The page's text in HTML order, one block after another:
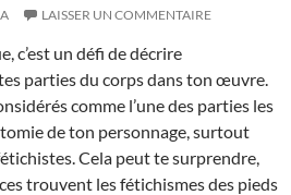
LAISSER UN COMMENTAIRE
c’est un défi de décrire
parties du corps dans ton œuvre.
comme l’une des parties les
de ton personnage, surtout
Cela peut te surprendre,
trouvent les fétichismes des pieds